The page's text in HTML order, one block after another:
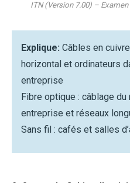
ITN (Version 7.00) –
Explique: Câbles en
horizontal et ordinateurs
entreprise
Fibre optique : câblage du
entreprise et réseaux
Sans fil : cafés et salles